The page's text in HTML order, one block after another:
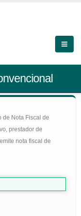
de Nota Fiscal de
prestador de
nota fiscal de